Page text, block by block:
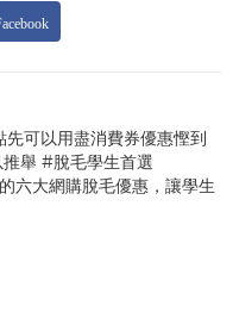
可以用盡消費券優惠慳到
舉 #脫毛學生首選
六大網購脫毛優惠，讓學生